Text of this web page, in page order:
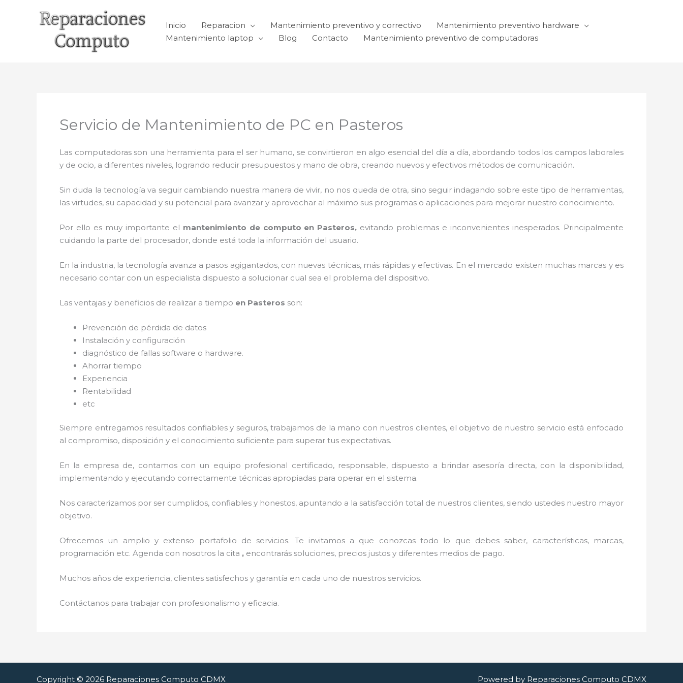
Inicio Reparacion Mantenimiento preventivo y correctivo
Mantenimiento preventivo hardware
Mantenimiento laptop
Blog Contacto Mantenimiento preventivo de computadoras
Servicio de Mantenimiento de PC en Pasteros
Las computadoras son una herramienta para el ser humano, se convirtieron en algo esencial del día a día, abordando todos los campos laborales
y de ocio, a diferentes niveles, logrando reducir presupuestos y mano de obra, creando nuevos y efectivos métodos de comunicación.
Sin duda la tecnología va seguir cambiando nuestra manera de vivir, no nos queda de otra, sino seguir indagando sobre este tipo de herramientas,
las virtudes, su capacidad y su potencial para avanzar y aprovechar al máximo sus programas o aplicaciones para mejorar nuestro conocimiento.
Por ello es muy importante el mantenimiento de computo en Pasteros, evitando problemas e inconvenientes inesperados. Principalmente
cuidando la parte del procesador, donde está toda la información del usuario.
En la industria, la tecnología avanza a pasos agigantados, con nuevas técnicas, más rápidas y efectivas. En el mercado existen muchas marcas y es
necesario contar con un especialista dispuesto a solucionar cual sea el problema del dispositivo.
Las ventajas y beneficios de realizar a tiempo en Pasteros son:
Prevención de pérdida de datos
Instalación y configuración
diagnóstico de fallas software o hardware.
Ahorrar tiempo
Experiencia
Rentabilidad
etc
Siempre entregamos resultados confiables y seguros, trabajamos de la mano con nuestros clientes, el objetivo de nuestro servicio está enfocado
al compromiso, disposición y el conocimiento suficiente para superar tus expectativas.
En la empresa de, contamos con un equipo profesional certificado, responsable, dispuesto a brindar asesoría directa, con la disponibilidad,
implementando y ejecutando correctamente técnicas apropiadas para operar en el sistema.
Nos caracterizamos por ser cumplidos, confiables y honestos, apuntando a la satisfacción total de nuestros clientes, siendo ustedes nuestro mayor
objetivo.
Ofrecemos un amplio y extenso portafolio de servicios. Te invitamos a que conozcas todo lo que debes saber, características, marcas,
programación etc. Agenda con nosotros la cita , encontrarás soluciones, precios justos y diferentes medios de pago.
Muchos años de experiencia, clientes satisfechos y garantía en cada uno de nuestros servicios.
Contáctanos para trabajar con profesionalismo y eficacia.
Copyright © 2026 Reparaciones Computo CDMX Powered by Reparaciones Computo CDMX